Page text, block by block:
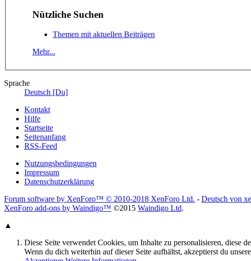
Nützliche Suchen
Themen mit aktuellen Beiträgen
Mehr...
Sprache
Deutsch [Du]
Kontakt
Hilfe
Startseite
Seitenanfang
RSS-Feed
Nutzungsbedingungen
Impressum
Datenschutzerklärung
Forum software by XenForo™ © 2010-2018 XenForo Ltd. - Deutsch von
XenForo add-ons by Waindigo™ ©2015 Waindigo Ltd.
▲
Diese Seite verwendet Cookies, um Inhalte zu personalisieren, diese
Wenn du dich weiterhin auf dieser Seite aufhältst, akzeptierst du